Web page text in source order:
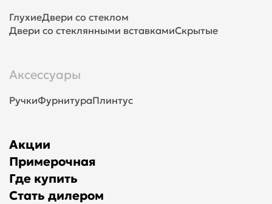
ГлухиеДвери со стеклом
Двери со стеклянными вставкамиСкрытые
Аксессуары
РучкиФурнитураПлинтус
Акции
Примерочная
Где купить
Стать дилером